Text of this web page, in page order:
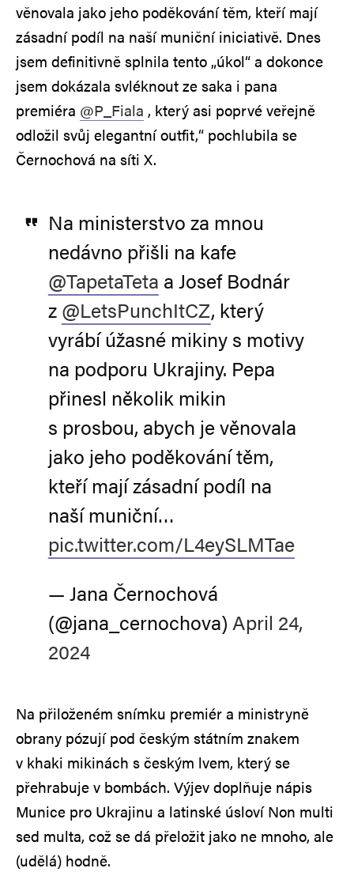
věnovala jako jeho poděkování těm, kteří mají
zásadní podíl na naší muniční iniciativě. Dnes
jsem definitivně splnila tento „úkol“ a dokonce
jsem dokázala svléknout ze saka i pana
premiéra @P_Fiala , který asi poprvé veřejně
odložil svůj elegantní outfit,“ pochlubila se
Černochová na síti X.
Na ministerstvo za mnou
nedávno přišli na kafe
@TapetaTeta a Josef Bodnár
z @LetsPunchItCZ, který
vyrábí úžasné mikiny s motivy
na podporu Ukrajiny. Pepa
přinesl několik mikin
s prosbou, abych je věnovala
jako jeho poděkování těm,
kteří mají zásadní podíl na
naší muniční…
pic.twitter.com/L4eySLMTae
— Jana Černochová
(@jana_cernochova) April 24,
2024
Na přiloženém snímku premiér a ministryně
obrany pózují pod českým státním znakem
v khaki mikinách s českým lvem, který se
přehrabuje v bombách. Výjev doplňuje nápis
Munice pro Ukrajinu a latinské úsloví Non multi
sed multa, což se dá přeložit jako ne mnoho, ale
(udělá) hodně.